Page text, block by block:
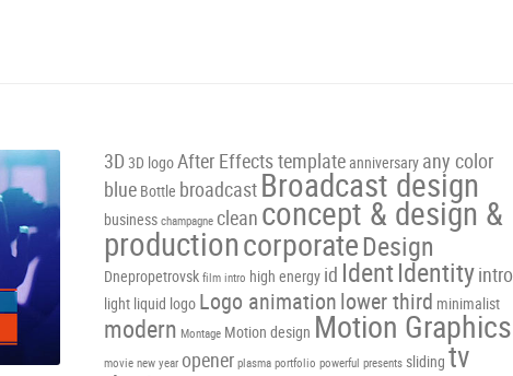
3D 3D logoAfter Effects template anniversary any color
blue Bottle broadcast Broadcast design
business champagne clean concept & design &
productioncorporateDesign
Dnepropetrovsk film intro high energy id IdentIdentityintro
light liquid logo Logo animationlower third minimalist
modern Montage Motion design Motion Graphics
movie new year opener plasma portfolio powerful presents sliding tv